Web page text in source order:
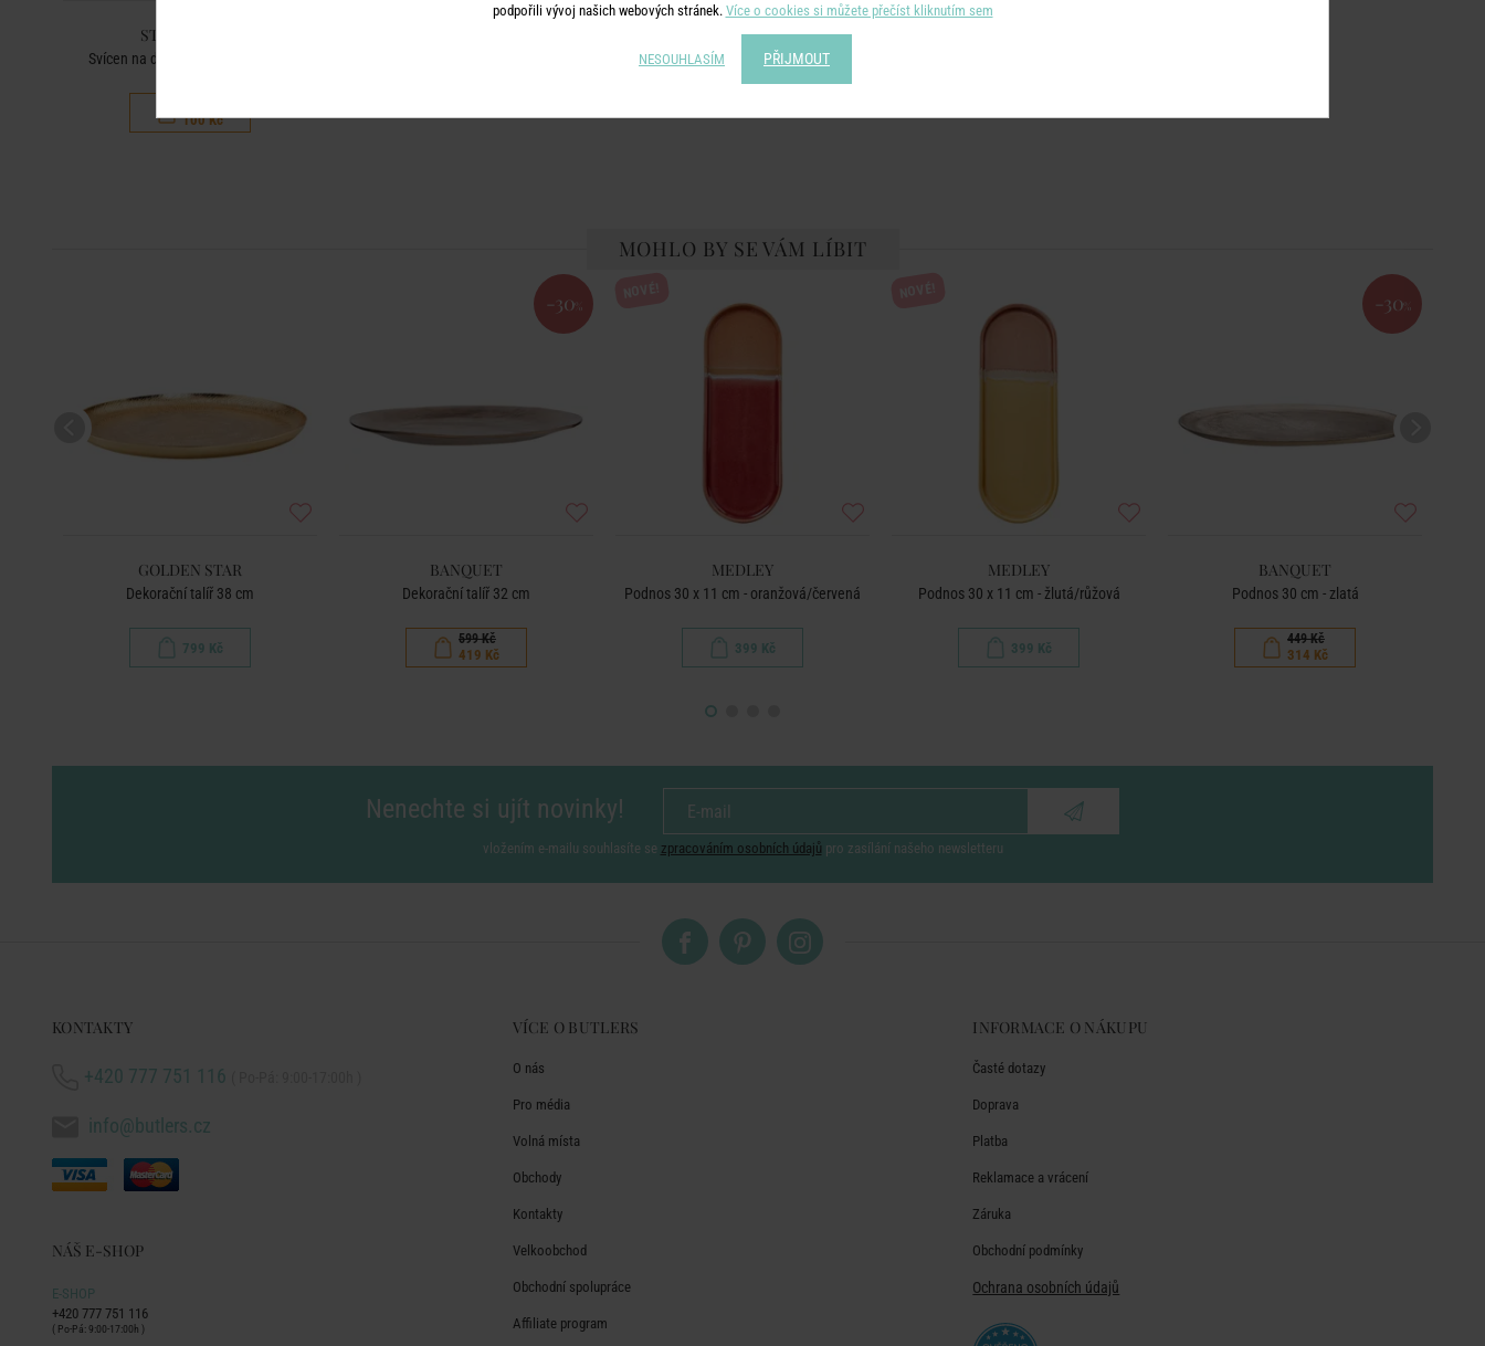
STRAWBERRY
Svícen na dlouhou svíčku - růžová
100 Kč
MOHLO BY SE VÁM LÍBIT
GOLDEN STAR
Dekorační talíř 38 cm
799 Kč
-30 %
BANQUET
Dekorační talíř 32 cm
599 Kč
419 Kč
MEDLEY
Podnos 30 x 11 cm - oranžová/červená
399 Kč
MEDLEY
Podnos 30 x 11 cm - žlutá/růžová
399 Kč
-30 %
BANQUET
Podnos 30 cm - zlatá
449 Kč
314 Kč
Nenechte si ujít novinky!
vložením e-mailu souhlasíte se zpracováním osobních údajů pro zasílání našeho newsletteru
KONTAKTY
+420 777 751 116
info@butlers.cz
NÁŠ E-SHOP
E-SHOP
+420 777 751 116
( Po-Pá: 9:00-17:00h )
VÍCE O BUTLERS
O nás
Pro média
Volná místa
Obchody
Kontakty
Velkoobchod
Obchodní spolupráce
Affiliate program
INFORMACE O NÁKUPU
Časté dotazy
Doprava
Platba
Reklamace a vrácení
Záruka
Obchodní podmínky
Ochrana osobních údajů
podpořili vývoj našich webových stránek. Více o cookies si můžete přečíst kliknutím sem
NESOUHLASÍM PŘIJMOUT